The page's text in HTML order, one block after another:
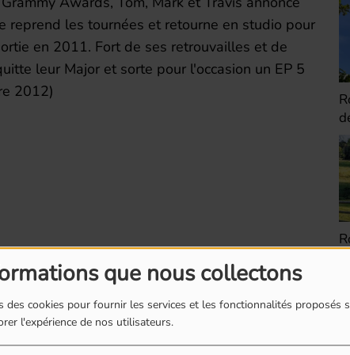
que nous collectons
des cookies pour fournir les services et les fonctionnalités proposés
l'expérience de nos utilisateurs.
reprend les tournées et retourne en studio pour
en 2011. Fort de ses retrouvailles et de
leur Major et sorte pour l'occasion un EP 5
2012)